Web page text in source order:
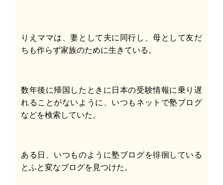
りえママは、妻として夫に同行し、母として友だ
ちも作らず家族のために生きている。
数年後に帰国したときに日本の受験情報に乗り遅
れることがないように、いつもネットで塾ブログ
などを検索していた。
ある日、いつものように塾ブログを徘徊している
とふと変なブログを見つけた。